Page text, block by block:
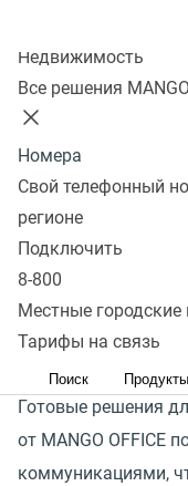
Недвижимость
Все решения
Номера
Свой телефонный
регионе
Подключить
8-800
Местные городские
Тарифы на связь
Поиск Продукты
В условиях
туристических
организовать
каналах и
и потребности
те не ушли к
Готовые решения
от MANGO OFFICE
коммуникациями,